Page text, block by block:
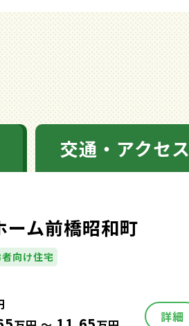
交通・アクセス
ーム前橋昭和町
向け住宅
詳細